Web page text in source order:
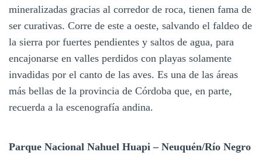
mineralizadas gracias al corredor de roca, tienen fama de
ser curativas. Corre de este a oeste, salvando el faldeo de
la sierra por fuertes pendientes y saltos de agua, para
encajonarse en valles perdidos con playas solamente
invadidas por el canto de las aves. Es una de las áreas
más bellas de la provincia de Córdoba que, en parte,
recuerda a la escenografía andina.
Parque Nacional Nahuel Huapi – Neuquén/Río Negro